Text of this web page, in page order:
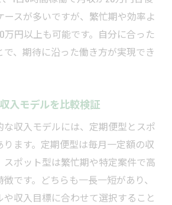
ースが多いですが、繁忙期や効率よ
万円以上も可能です。自分に合った
で、期待に沿った働き方が実現でき
入モデルを比較検証
収入モデルには、定期便型とスポ
ります。定期便型は毎月一定額の収
スポット型は繁忙期や特定案件で高
です。どちらも一長一短があり、
収入目標に合わせて選択すること